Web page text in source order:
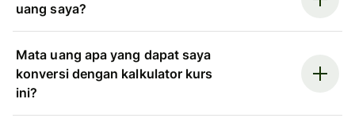
uang saya?
Mata uang apa yang dapat saya
konversi dengan kalkulator kurs
ini?